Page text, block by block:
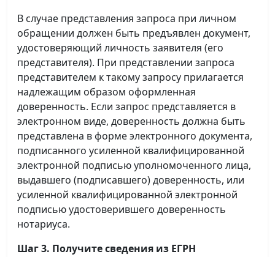
В случае представления запроса при личном
обращении должен быть предъявлен документ,
удостоверяющий личность заявителя (его
представителя). При представлении запроса
представителем к такому запросу прилагается
надлежащим образом оформленная
доверенность. Если запрос представляется в
электронном виде, доверенность должна быть
представлена в форме электронного документа,
подписанного усиленной квалифицированной
электронной подписью уполномоченного лица,
выдавшего (подписавшего) доверенность, или
усиленной квалифицированной электронной
подписью удостоверившего доверенность
нотариуса.
Шаг 3. Получите сведения из ЕГРН